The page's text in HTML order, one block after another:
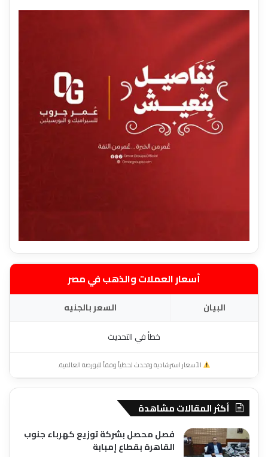
أسعار العملات والذهب في مصر
البيان
السعر بالجنيه
خطأ في التحديث
الأسعار استرشادية وتحدث لحظياً وفقاً للبورصة العالمية.
أكثر المقالات مشاهدة
فصل محصل بشركة توزيع كهرباء جنوب
القاهرة بقطاع إمبابة